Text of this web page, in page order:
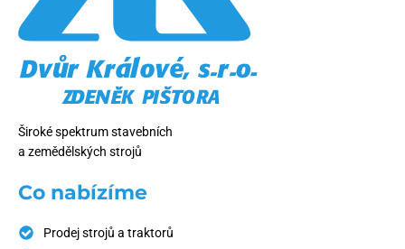
Široké spektrum stavebních
a zemědělských strojů
Co nabízíme
Prodej strojů a traktorů